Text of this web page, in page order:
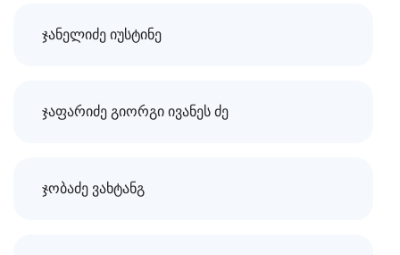
ჯანელიძე იუსტინე
ჯაფარიძე გიორგი ივანეს ძე
ჯობაძე ვახტანგ